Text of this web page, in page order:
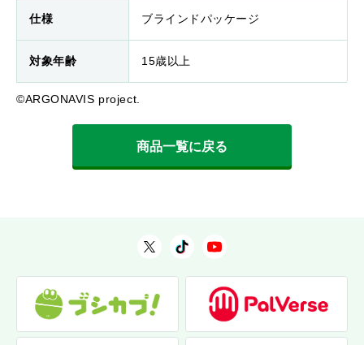
仕様 ブラインドパッケージ
対象年齢 15歳以上
©ARGONAVIS project.
商品一覧に戻る